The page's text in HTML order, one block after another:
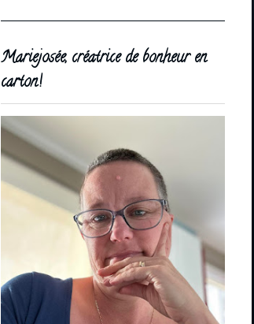
Mariejosée, créatrice de bonheur en
carton!